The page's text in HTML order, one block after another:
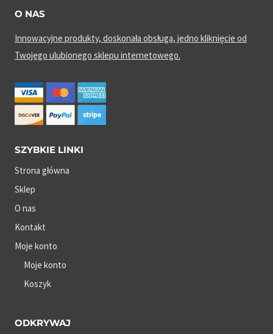
O NAS
Innowacyjne produkty, doskonała obsługa, jedno kliknięcie od
Twojego ulubionego sklepu internetowego.
SZYBKIE LINKI
Strona główna
Sklep
O nas
Kontakt
Moje konto
Moje konto
Koszyk
ODKRYWAJ